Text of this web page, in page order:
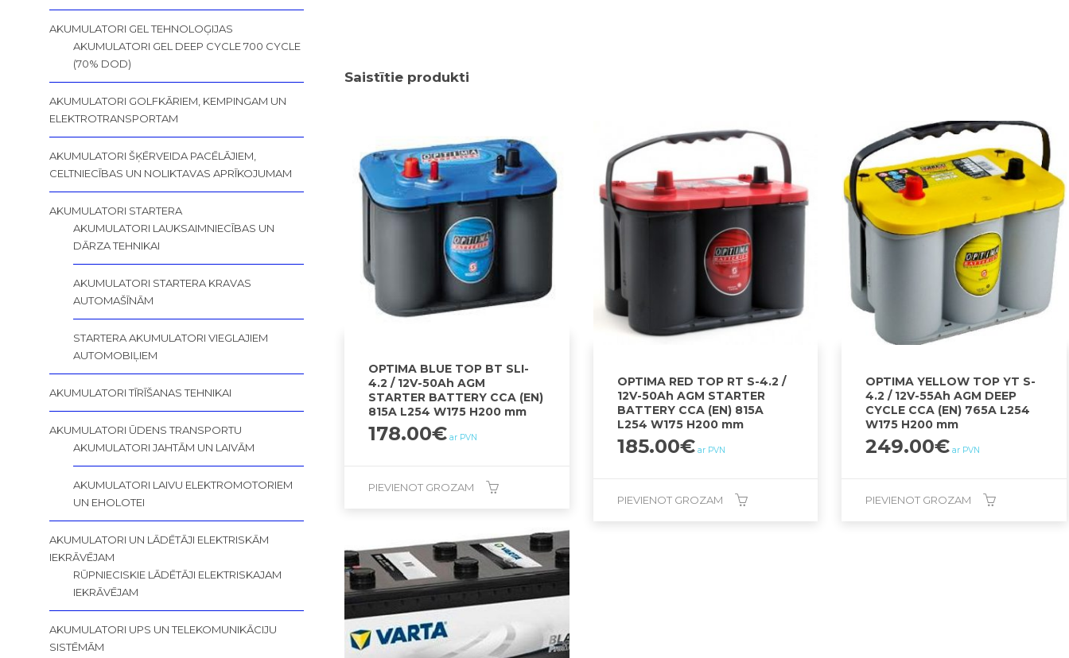
Saistītie produkti
OPTIMA BLUE TOP BT SLI-
4.2 / 12V-50Ah AGM
STARTER BATTERY CCA (EN)
815A L254 W175 H200 mm
178.00€ ar PVN
PIEVIENOT GROZAM
OPTIMA RED TOP RT S-4.2 /
12V-50Ah AGM STARTER
BATTERY CCA (EN) 815A
L254 W175 H200 mm
185.00€ ar PVN
PIEVIENOT GROZAM
OPTIMA YELLOW TOP YT S-
4.2 / 12V-55Ah AGM DEEP
CYCLE CCA (EN) 765A L254
W175 H200 mm
249.00€ ar PVN
PIEVIENOT GROZAM
AKUMULATORI GEL TEHNOLOĢIJAS
AKUMULATORI GEL DEEP CYCLE 700 CYCLE
(70% DOD)
AKUMULATORI GOLFKĀRIEM, KEMPINGAM UN
ELEKTROTRANSPORTAM
AKUMULATORI ŠĶĒRVEIDA PACĒLĀJIEM,
CELTNIECĪBAS UN NOLIKTAVAS APRĪKOJUMAM
AKUMULATORI STARTERA
AKUMULATORI LAUKSAIMNIECĪBAS UN
DĀRZA TEHNIKAI
AKUMULATORI STARTERA KRAVAS
AUTOMAŠĪNĀM
STARTERA AKUMULATORI VIEGLAJIEM
AUTOMOBIĻIEM
AKUMULATORI TĪRĪŠANAS TEHNIKAI
AKUMULATORI ŪDENS TRANSPORTU
AKUMULATORI JAHTĀM UN LAIVĀM
AKUMULATORI LAIVU ELEKTROMOTORIEM
UN EHOLOTEI
AKUMULATORI UN LĀDĒTĀJI ELEKTRISKĀM
IEKRĀVĒJAM
RŪPNIECISKIE LĀDĒTĀJI ELEKTRISKAJAM
IEKRĀVĒJAM
AKUMULATORI UPS UN TELEKOMUNIKĀCIJU
SISTĒMĀM